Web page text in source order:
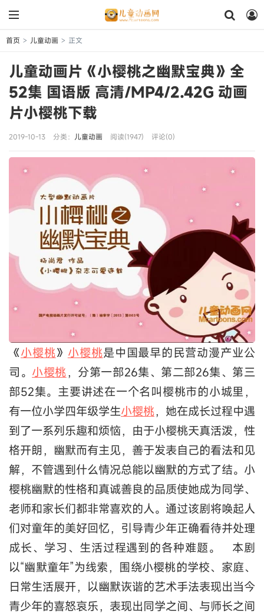
首页 > 儿童动画 > 正文
儿童动画片《小樱桃之幽默宝典》全
52集 国语版 高清/MP4/2.42G 动画
片小樱桃下载
2019-10-13 分类： 儿童动画 阅读(1947) 评论(0)
《小樱桃》 小樱桃是中国最早的民营动漫产业公
司。 小樱桃，分第一部26集、第二部26集、第三
部52集。主要讲述在一个名叫樱桃市的小城里，
有一位小学四年级学生小樱桃，她在成长过程中遇
到了一系列乐趣和烦恼，由于小樱桃天真活泼，性
格开朗，幽默而有主见，善于发表自己的看法和见
解，不管遇到什么情况总能以幽默的方式了结。小
樱桃幽默的性格和真诚善良的品质使她成为同学、
老师和家长们都非常喜欢的人。通过该剧将唤起人
们对童年的美好回忆，引导青少年正确看待并处理
成长、学习、生活过程遇到的各种难题。 本剧
以“幽默童年”为线索，围绕小樱桃的学校、家庭、
日常生活展开，以幽默诙谐的艺术手法表现出当今
青少年的喜怒哀乐，表现出同学之间、与师长之间